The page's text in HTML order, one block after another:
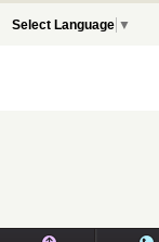
Select Language ▼